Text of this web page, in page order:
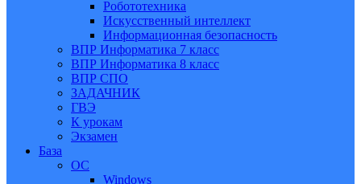
Робототехника
Искусственный интеллект
Информационная безопасность
ВПР Информатика 7 класс
ВПР Информатика 8 класс
ВПР СПО
ЗАДАЧНИК
ГВЭ
К урокам
Экзамен
База
ОС
Windows